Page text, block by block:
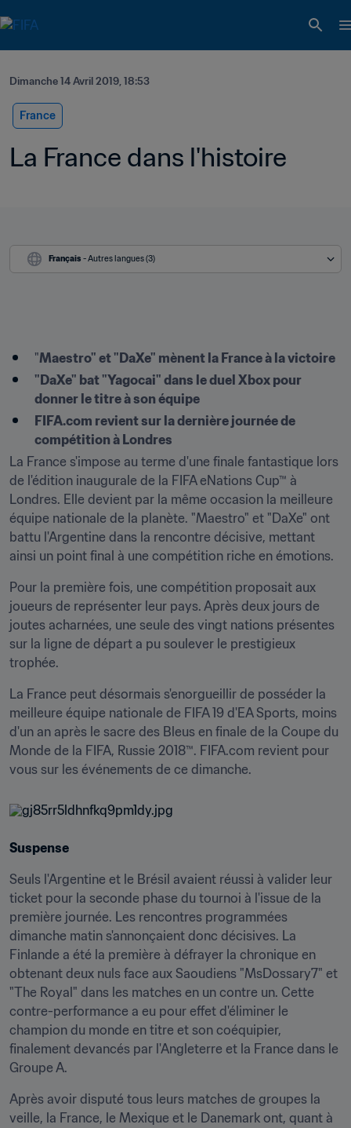
Dimanche 14 Avril 2019, 18:53
France
La France dans l'histoire
Français - Autres langues (3)
"Maestro" et "DaXe" mènent la France à la victoire
"DaXe" bat "Yagocai" dans le duel Xbox pour
donner le titre à son équipe
FIFA.com revient sur la dernière journée de
compétition à Londres
La France s'impose au terme d'une finale fantastique lors
de l'édition inaugurale de la FIFA eNations Cup™ à
Londres. Elle devient par la même occasion la meilleure
équipe nationale de la planète. "Maestro" et "DaXe" ont
battu l'Argentine dans la rencontre décisive, mettant
ainsi un point final à une compétition riche en émotions.
Pour la première fois, une compétition proposait aux
joueurs de représenter leur pays. Après deux jours de
joutes acharnées, une seule des vingt nations présentes
sur la ligne de départ a pu soulever le prestigieux
trophée.
La France peut désormais s'enorgueillir de posséder la
meilleure équipe nationale de FIFA 19 d'EA Sports, moins
d'un an après le sacre des Bleus en finale de la Coupe du
Monde de la FIFA, Russie 2018™. FIFA.com revient pour
vous sur les événements de ce dimanche.
Suspense
Seuls l'Argentine et le Brésil avaient réussi à valider leur
ticket pour la seconde phase du tournoi à l'issue de la
première journée. Les rencontres programmées
dimanche matin s'annonçaient donc décisives. La
Finlande a été la première à défrayer la chronique en
obtenant deux nuls face aux Saoudiens "MsDossary7" et
"The Royal" dans les matches en un contre un. Cette
contre-performance a eu pour effet d'éliminer le
champion du monde en titre et son coéquipier,
finalement devancés par l'Angleterre et la France dans le
Groupe A.
Après avoir disputé tous leurs matches de groupes la
veille, la France, le Mexique et le Danemark ont, quant à